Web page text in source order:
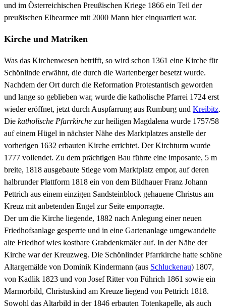
und im Österreichischen Preußischen Kriege 1866 ein Teil der
preußischen Elbearmee mit 2000 Mann hier einquartiert war.
Kirche und Matriken
Was das Kirchenwesen betrifft, so wird schon 1361 eine Kirche für
Schönlinde erwähnt, die durch die Wartenberger besetzt wurde.
Nachdem der Ort durch die Reformation Protestantisch geworden
und lange so geblieben war, wurde die katholische Pfarrei 1724 erst
wieder eröffnet, jetzt durch Auspfarrung aus Rumburg und Kreibitz.
Die katholische Pfarrkirche zur heiligen Magdalena wurde 1757/58
auf einem Hügel in nächster Nähe des Marktplatzes anstelle der
vorherigen 1632 erbauten Kirche errichtet. Der Kirchturm wurde
1777 vollendet. Zu dem prächtigen Bau führte eine imposante, 5 m
breite, 1818 ausgebaute Stiege vom Marktplatz empor, auf deren
halbrunder Plattform 1818 ein von dem Bildhauer Franz Johann
Pettrich aus einem einzigen Sandsteinblock gehauene Christus am
Kreuz mit anbetenden Engel zur Seite emporragte.
Der um die Kirche liegende, 1882 nach Anlegung einer neuen
Friedhofsanlage gesperrte und in eine Gartenanlage umgewandelte
alte Friedhof wies kostbare Grabdenkmäler auf. In der Nähe der
Kirche war der Kreuzweg. Die Schönlinder Pfarrkirche hatte schöne
Altargemälde von Dominik Kindermann (aus Schluckenau) 1807,
von Kadlik 1823 und von Josef Ritter von Führich 1861 sowie ein
Marmorbild, Christuskind am Kreuze liegend von Pettrich 1818.
Sowohl das Altarbild in der 1846 erbauten Totenkapelle, als auch